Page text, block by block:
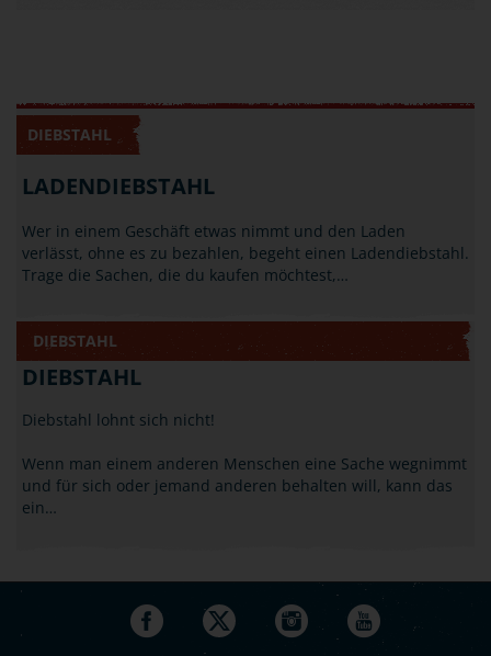
DIEBSTAHL
LADENDIEBSTAHL
Wer in einem Geschäft etwas nimmt und den Laden
verlässt, ohne es zu bezahlen, begeht einen Ladendiebstahl.
Trage die Sachen, die du kaufen möchtest,…
DIEBSTAHL
DIEBSTAHL
Diebstahl lohnt sich nicht!
Wenn man einem anderen Menschen eine Sache wegnimmt
und für sich oder jemand anderen behalten will, kann das
ein…